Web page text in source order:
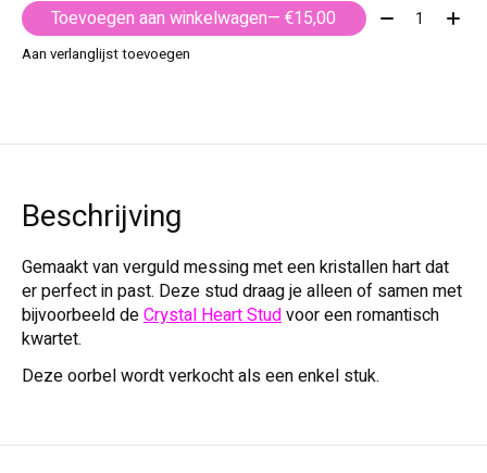
Toevoegen aan winkelwagen
— €15,00 Aantal:
Aan verlanglijst toevoegen
Beschrijving
Gemaakt van verguld messing met een kristallen hart dat
er perfect in past. Deze stud draag je alleen of samen met
bijvoorbeeld deCrystal Heart Studvoor een romantisch
kwartet.
Deze oorbel wordt verkocht als een enkel stuk.